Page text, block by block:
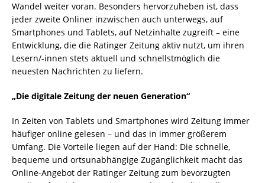
Wandel weiter voran. Besonders hervorzuheben ist, dass
jeder zweite Onliner inzwischen auch unterwegs, auf
Smartphones und Tablets, auf Netzinhalte zugreift – eine
Entwicklung, die die Ratinger Zeitung aktiv nutzt, um ihren
Lesern/-innen stets aktuell und schnellstmöglich die
neuesten Nachrichten zu liefern.
„Die digitale Zeitung der neuen Generation“
In Zeiten von Tablets und Smartphones wird Zeitung immer
häufiger online gelesen – und das in immer größerem
Umfang. Die Vorteile liegen auf der Hand: Die schnelle,
bequeme und ortsunabhängige Zugänglichkeit macht das
Online-Angebot der Ratinger Zeitung zum bevorzugten